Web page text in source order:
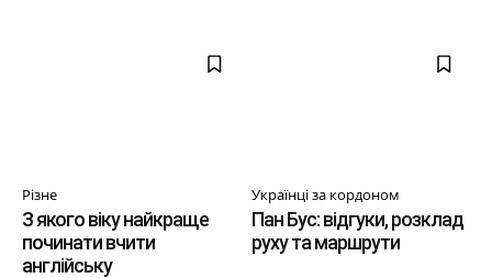
Різне
З якого віку найкраще
починати вчити
англійську
Українці за кордоном
Пан Бус: відгуки, розклад
руху та маршрути